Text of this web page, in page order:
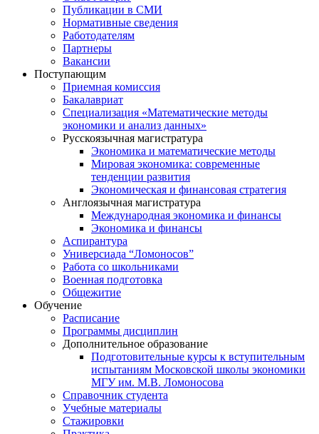
Публикации в СМИ
Нормативные сведения
Работодателям
Партнеры
Вакансии
Поступающим
Приемная комиссия
Бакалавриат
Специализация «Математические методы
экономики и анализ данных»
Русскоязычная магистратура
Экономика и математические методы
Мировая экономика: современные
тенденции развития
Экономическая и финансовая стратегия
Англоязычная магистратура
Международная экономика и финансы
Экономика и финансы
Аспирантура
Универсиада “Ломоносов”
Работа со школьниками
Военная подготовка
Общежитие
Обучение
Расписание
Программы дисциплин
Дополнительное образование
Подготовительные курсы к вступительным
испытаниям Московской школы экономики
МГУ им. М.В. Ломоносова
Справочник студента
Учебные материалы
Стажировки